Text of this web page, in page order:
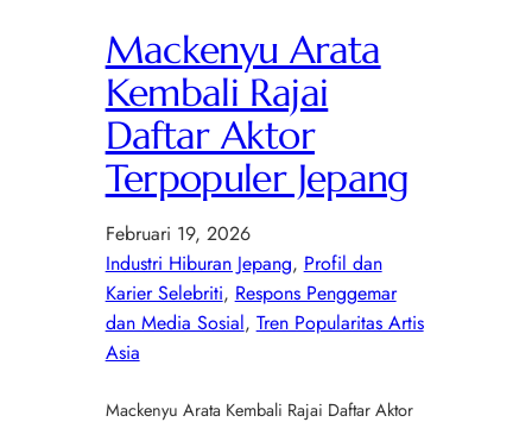
Mackenyu Arata
Kembali Rajai
Daftar Aktor
Terpopuler Jepang
Februari 19, 2026
Industri Hiburan Jepang, Profil dan
Karier Selebriti, Respons Penggemar
dan Media Sosial, Tren Popularitas Artis
Asia
Mackenyu Arata Kembali Rajai Daftar Aktor